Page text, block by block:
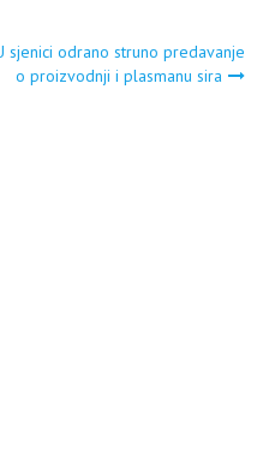
sjenici odrano struno predavanje
o proizvodnji i plasmanu sira